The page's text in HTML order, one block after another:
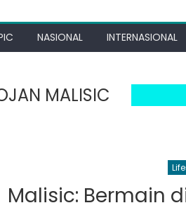
NASIONAL INTERNASIONAL
MALISIC
Malisic: Bermain